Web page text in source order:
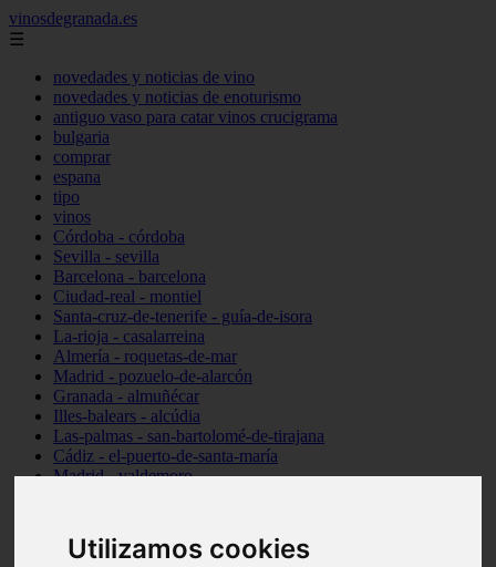
Utilizamos cookies
vinosdegranada.es
☰
novedades y noticias de vino
novedades y noticias de enoturismo
antiguo vaso para catar vinos crucigrama
bulgaria
comprar
espana
tipo
vinos
Córdoba - córdoba
Sevilla - sevilla
Barcelona - barcelona
Ciudad-real - montiel
Santa-cruz-de-tenerife - guía-de-isora
La-rioja - casalarreina
Almería - roquetas-de-mar
Madrid - pozuelo-de-alarcón
Granada - almuñécar
Illes-balears - alcúdia
Las-palmas - san-bartolomé-de-tirajana
Cádiz - el-puerto-de-santa-maría
Madrid - valdemoro
Cantabria - suances
Sevilla - bormujos